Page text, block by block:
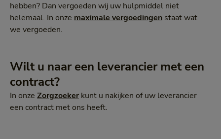
hebben? Dan vergoeden wij uw hulpmiddel niet
helemaal. In onze maximale vergoedingen staat wat
we vergoeden.
Wilt u naar een leverancier met een
contract?
In onze Zorgzoeker kunt u nakijken of uw leverancier
een contract met ons heeft.